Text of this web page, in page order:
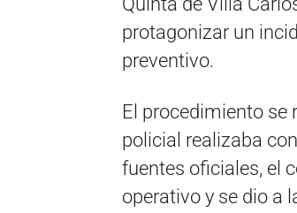
protagonizar un
preventivo.
El procedimiento se
policial realizaba
fuentes oficiales, el
operativo y se dio a